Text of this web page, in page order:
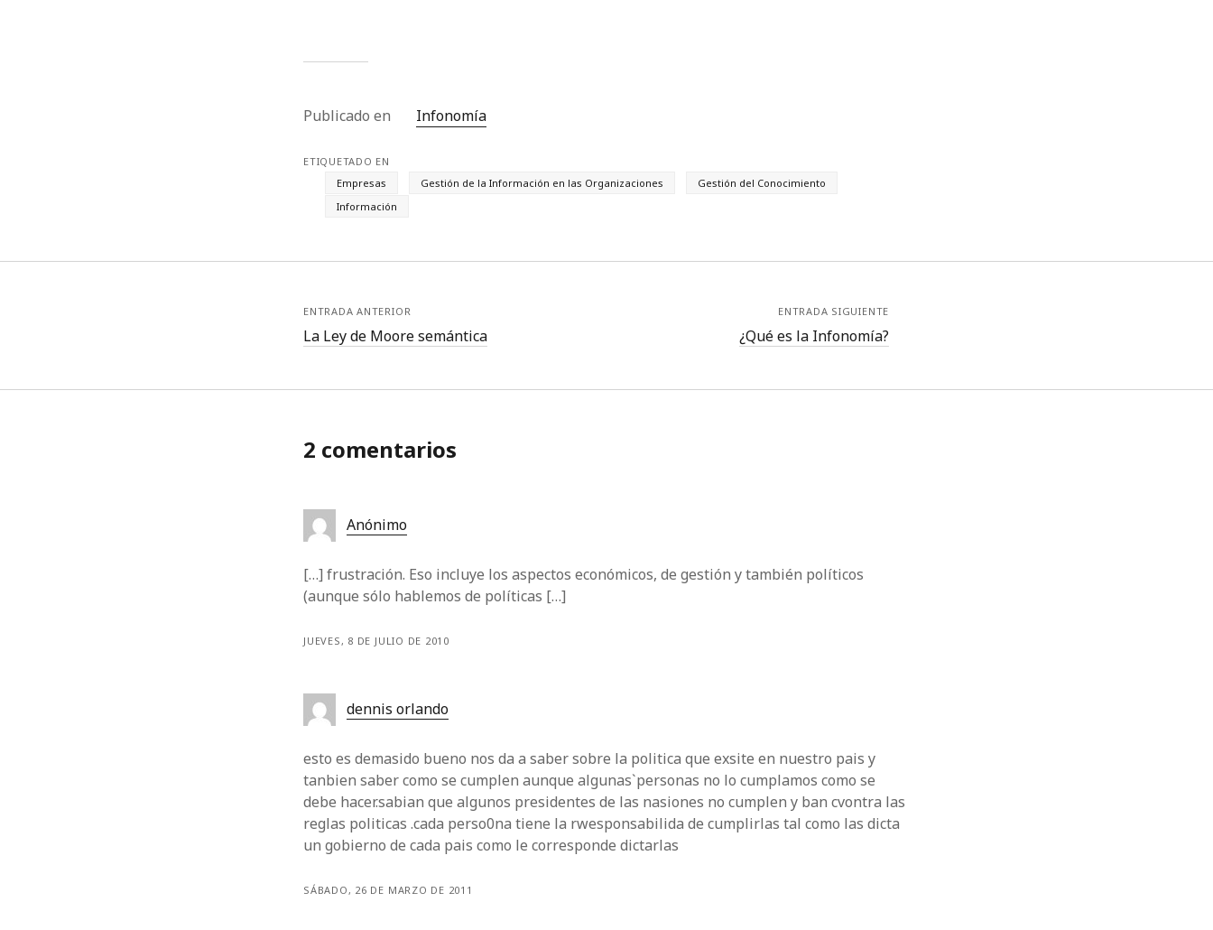
Publicado en Infonomía
ETIQUETADO EN
Empresas
Gestión de la Información en las Organizaciones
Gestión del Conocimiento
Información
ENTRADA ANTERIOR
La Ley de Moore semántica
ENTRADA SIGUIENTE
¿Qué es la Infonomía?
2 comentarios
Anónimo
[…] frustración. Eso incluye los aspectos económicos, de gestión y también políticos
(aunque sólo hablemos de políticas […]
JUEVES, 8 DE JULIO DE 2010
dennis orlando
esto es demasido bueno nos da a saber sobre la politica que exsite en nuestro pais y
tanbien saber como se cumplen aunque algunas`personas no lo cumplamos como se
debe hacer.sabian que algunos presidentes de las nasiones no cumplen y ban cvontra las
reglas politicas .cada perso0na tiene la rwesponsabilida de cumplirlas tal como las dicta
un gobierno de cada pais como le corresponde dictarlas
SÁBADO, 26 DE MARZO DE 2011